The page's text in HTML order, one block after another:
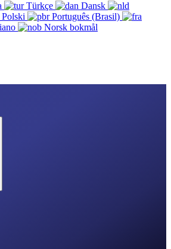
Türkçe
Dansk
Polski
Português (Brasil)
Norsk bokmål